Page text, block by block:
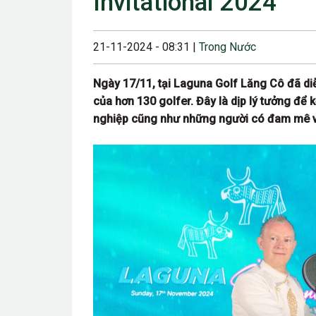
28/06/2024 12:00
25/04/2024 6:00
07/03/2024
22/12/2023
26/10/2023 12:00
21-11-2024 - 08:31 | Trong Nước
Ngày 17/11, tại Laguna Golf Lăng Cô đã
của hơn 130 golfer. Đây là dịp lý tưởng để
nghiệp cũng như những người có đam mê